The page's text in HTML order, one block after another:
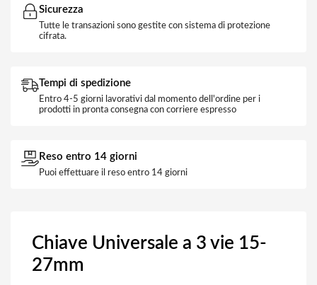
Sicurezza
Tutte le transazioni sono gestite con sistema di protezione
cifrata.
Tempi di spedizione
Entro 4-5 giorni lavorativi dal momento dell'ordine per i
prodotti in pronta consegna con corriere espresso
Reso entro 14 giorni
Puoi effettuare il reso entro 14 giorni
Chiave Universale a 3 vie 15-
27mm